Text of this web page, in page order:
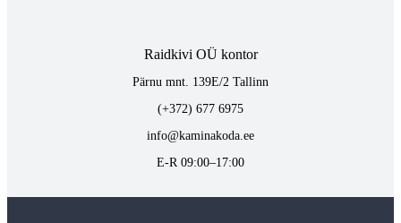
Raidkivi OÜ kontor
Pärnu mnt. 139E/2 Tallinn
(+372) 677 6975
info@kaminakoda.ee
E-R 09:00–17:00